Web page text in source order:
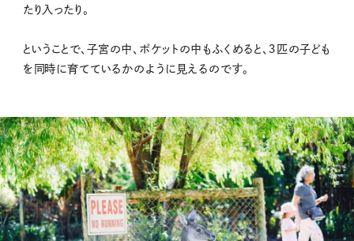
たり入ったり。
ということで、子宮の中、ポケットの中もふくめると、３匹の子ども
を同時に育てているかのように見えるのです。